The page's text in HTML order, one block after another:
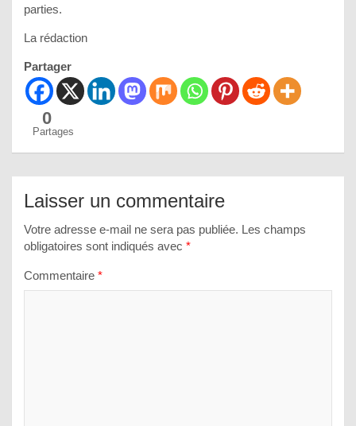
parties.
La rédaction
Partager
0
Partages
Laisser un commentaire
Votre adresse e-mail ne sera pas publiée. Les champs
obligatoires sont indiqués avec *
Commentaire *